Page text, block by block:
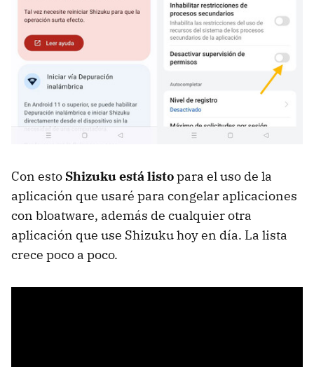
Con esto Shizuku está listopara el uso de la
aplicación que usaré para congelar aplicaciones
con bloatware, además de cualquier otra
aplicación que use Shizuku hoy en día. La lista
crece poco a poco.